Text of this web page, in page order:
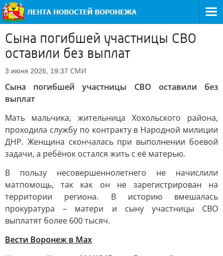
Сына погибшей участницы СВО
оставили без выплат
3 июня 2026, 19:37 СМИ
Сына погибшей участницы СВО оставили без
выплат
Мать мальчика, жительница Хохольского района,
проходила службу по контракту в Народной милиции
ДНР. Женщина скончалась при выполнении боевой
задачи, а ребёнок остался жить с её матерью.
В пользу несовершеннолетнего не начислили
матпомощь, так как он не зарегистрирован на
территории региона. В историю вмешалась
прокуратура – матери и сыну участницы СВО
выплатят более 600 тысяч.
Вести Воронеж в Max